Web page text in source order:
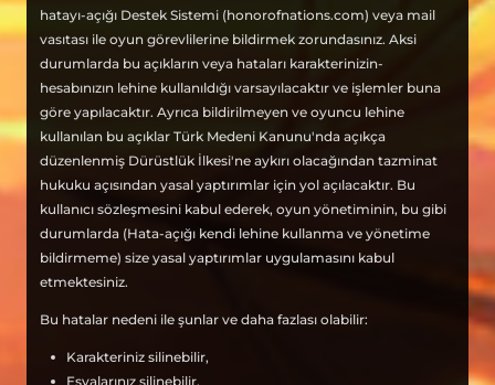
hatayı-açığı Destek Sistemi (honorofnations.com) veya mail
vasıtası ile oyun görevlilerine bildirmek zorundasınız. Aksi
durumlarda bu açıkların veya hataları karakterinizin-
hesabınızın lehine kullanıldığı varsayılacaktır ve işlemler buna
göre yapılacaktır. Ayrıca bildirilmeyen ve oyuncu lehine
kullanılan bu açıklar Türk Medeni Kanunu'nda açıkça
düzenlenmiş Dürüstlük İlkesi'ne aykırı olacağından tazminat
hukuku açısından yasal yaptırımlar için yol açılacaktır. Bu
kullanıcı sözleşmesini kabul ederek, oyun yönetiminin, bu gibi
durumlarda (Hata-açığı kendi lehine kullanma ve yönetime
bildirmeme) size yasal yaptırımlar uygulamasını kabul
etmektesiniz.
Bu hatalar nedeni ile şunlar ve daha fazlası olabilir:
Karakteriniz silinebilir,
Eşyalarınız silinebilir,